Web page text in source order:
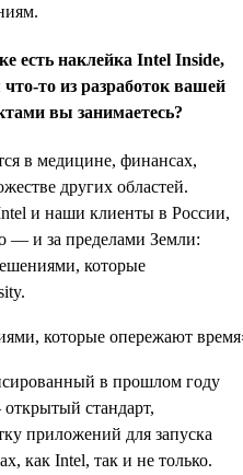
есть наклейка Intel Inside,
то из разработок вашей
вы занимаетесь?
в медицине, финансах,
других областей.
и наши клиенты в России,
и за пределами Земли:
которые
в прошлом году
стандарт,
приложений для запуска
как Intel, так и не только.